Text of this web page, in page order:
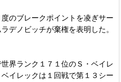
のブレークポイントを凌ぎサー
デノビッチが棄権を表明した。
界ランク１７１位のＳ・ベイレ
イレックは１回戦で第１３シー